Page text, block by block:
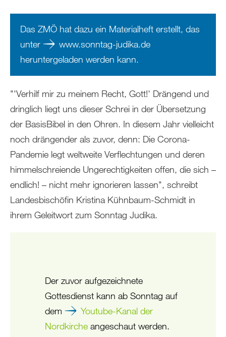
Das ZMÖ hat dazu ein Materialheft erstellt, das
unter
www.sonntag-judika.de
heruntergeladen werden kann.
"'Verhilf mir zu meinem Recht, Gott!' Drängend und
dringlich liegt uns dieser Schrei in der Übersetzung
der BasisBibel in den Ohren. In diesem Jahr vielleicht
noch drängender als zuvor, denn: Die Corona-
Pandemie legt weltweite Verflechtungen und deren
himmelschreiende Ungerechtigkeiten offen, die sich –
endlich! – nicht mehr ignorieren lassen", schreibt
Landesbischöfin Kristina Kühnbaum-Schmidt in
ihrem Geleitwort zum Sonntag Judika.
Der zuvor aufgezeichnete
Gottesdienst kann ab Sonntag auf
dem
Youtube-Kanal der
Nordkirche angeschaut werden.